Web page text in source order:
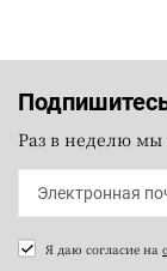
Раз в неделю
Я даю согласие на